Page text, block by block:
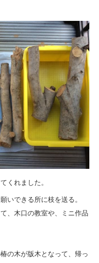
くれました。
いできる所に枝を送る。
、木口の教室や、ミニ作品
の木が版木となって、帰っ